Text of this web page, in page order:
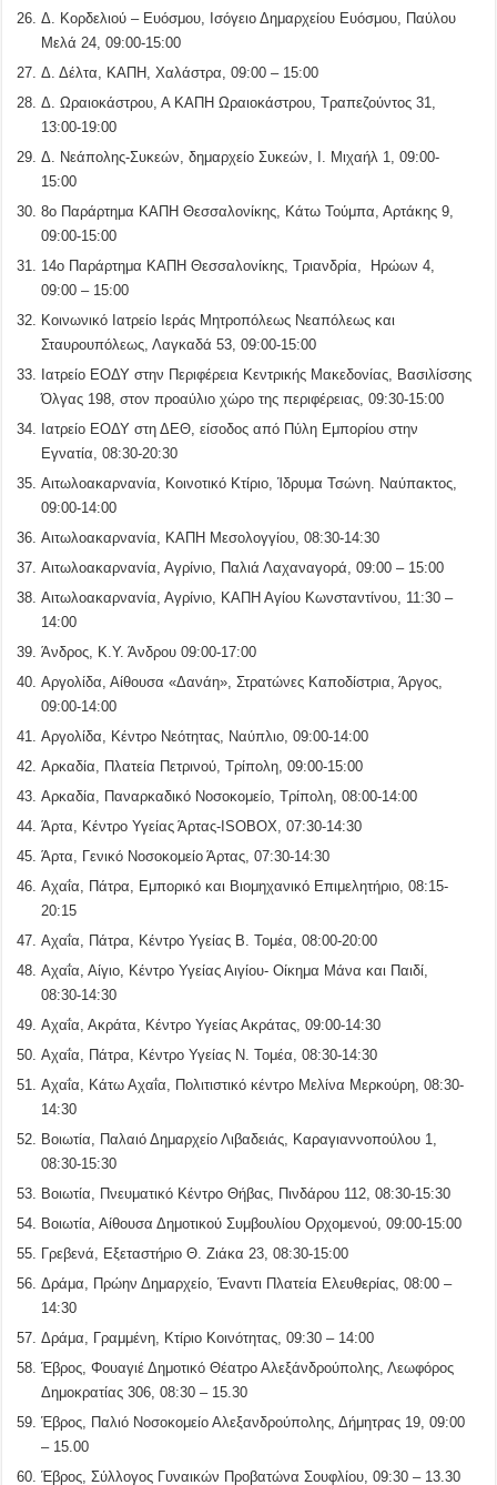
Δ. Κορδελιού – Ευόσμου, Ισόγειο Δημαρχείου Ευόσμου, Παύλου
Μελά 24, 09:00-15:00
Δ. Δέλτα, ΚΑΠΗ, Χαλάστρα, 09:00 – 15:00
Δ. Ωραιοκάστρου, Α ΚΑΠΗ Ωραιοκάστρου, Τραπεζούντος 31,
13:00-19:00
Δ. Νεάπολης-Συκεών, δημαρχείο Συκεών, Ι. Μιχαήλ 1, 09:00-
15:00
8ο Παράρτημα ΚΑΠΗ Θεσσαλονίκης, Κάτω Τούμπα, Αρτάκης 9,
09:00-15:00
14ο Παράρτημα ΚΑΠΗ Θεσσαλονίκης, Τριανδρία, Ηρώων 4,
09:00 – 15:00
Κοινωνικό Ιατρείο Ιεράς Μητροπόλεως Νεαπόλεως και
Σταυρουπόλεως, Λαγκαδά 53, 09:00-15:00
Ιατρείο ΕΟΔΥ στην Περιφέρεια Κεντρικής Μακεδονίας, Βασιλίσσης
Όλγας 198, στον προαύλιο χώρο της περιφέρειας, 09:30-15:00
Ιατρείο ΕΟΔΥ στη ΔΕΘ, είσοδος από Πύλη Εμπορίου στην
Εγνατία, 08:30-20:30
Αιτωλοακαρνανία, Κοινοτικό Κτίριο, Ίδρυμα Τσώνη. Ναύπακτος,
09:00-14:00
Αιτωλοακαρνανία, ΚΑΠΗ Μεσολογγίου, 08:30-14:30
Αιτωλοακαρνανία, Αγρίνιο, Παλιά Λαχαναγορά, 09:00 – 15:00
Αιτωλοακαρνανία, Αγρίνιο, ΚΑΠΗ Αγίου Κωνσταντίνου, 11:30 –
14:00
Άνδρος, Κ.Υ. Άνδρου 09:00-17:00
Αργολίδα, Αίθουσα «Δανάη», Στρατώνες Καποδίστρια, Άργος,
09:00-14:00
Αργολίδα, Κέντρο Νεότητας, Ναύπλιο, 09:00-14:00
Αρκαδία, Πλατεία Πετρινού, Τρίπολη, 09:00-15:00
Αρκαδία, Παναρκαδικό Νοσοκομείο, Τρίπολη, 08:00-14:00
Άρτα, Κέντρο Υγείας Άρτας-ISOBOX, 07:30-14:30
Άρτα, Γενικό Νοσοκομείο Άρτας, 07:30-14:30
Αχαΐα, Πάτρα, Εμπορικό και Βιομηχανικό Επιμελητήριο, 08:15-
20:15
Αχαΐα, Πάτρα, Κέντρο Υγείας Β. Τομέα, 08:00-20:00
Αχαΐα, Αίγιο, Κέντρο Υγείας Αιγίου- Οίκημα Μάνα και Παιδί,
08:30-14:30
Αχαΐα, Ακράτα, Κέντρο Υγείας Ακράτας, 09:00-14:30
Αχαΐα, Πάτρα, Κέντρο Υγείας Ν. Τομέα, 08:30-14:30
Αχαΐα, Κάτω Αχαΐα, Πολιτιστικό κέντρο Μελίνα Μερκούρη, 08:30-
14:30
Βοιωτία, Παλαιό Δημαρχείο Λιβαδειάς, Καραγιαννοπούλου 1,
08:30-15:30
Βοιωτία, Πνευματικό Κέντρο Θήβας, Πινδάρου 112, 08:30-15:30
Βοιωτία, Αίθουσα Δημοτικού Συμβουλίου Ορχομενού, 09:00-15:00
Γρεβενά, Εξεταστήριο Θ. Ζιάκα 23, 08:30-15:00
Δράμα, Πρώην Δημαρχείο, Έναντι Πλατεία Ελευθερίας, 08:00 –
14:30
Δράμα, Γραμμένη, Κτίριο Κοινότητας, 09:30 – 14:00
Έβρος, Φουαγιέ Δημοτικό Θέατρο Αλεξάνδρούπολης, Λεωφόρος
Δημοκρατίας 306, 08:30 – 15.30
Έβρος, Παλιό Νοσοκομείο Αλεξανδρούπολης, Δήμητρας 19, 09:00
– 15.00
Έβρος, Σύλλογος Γυναικών Προβατώνα Σουφλίου, 09:30 – 13.30